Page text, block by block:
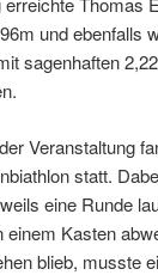
und ebenfalls
sagenhaften
Veranstaltung
statt.
eine Runde
einem Kasten
blieb, musste